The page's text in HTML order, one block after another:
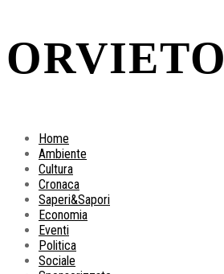
ORVIETO
Home
Ambiente
Cultura
Cronaca
Saperi&Sapori
Economia
Eventi
Politica
Sociale